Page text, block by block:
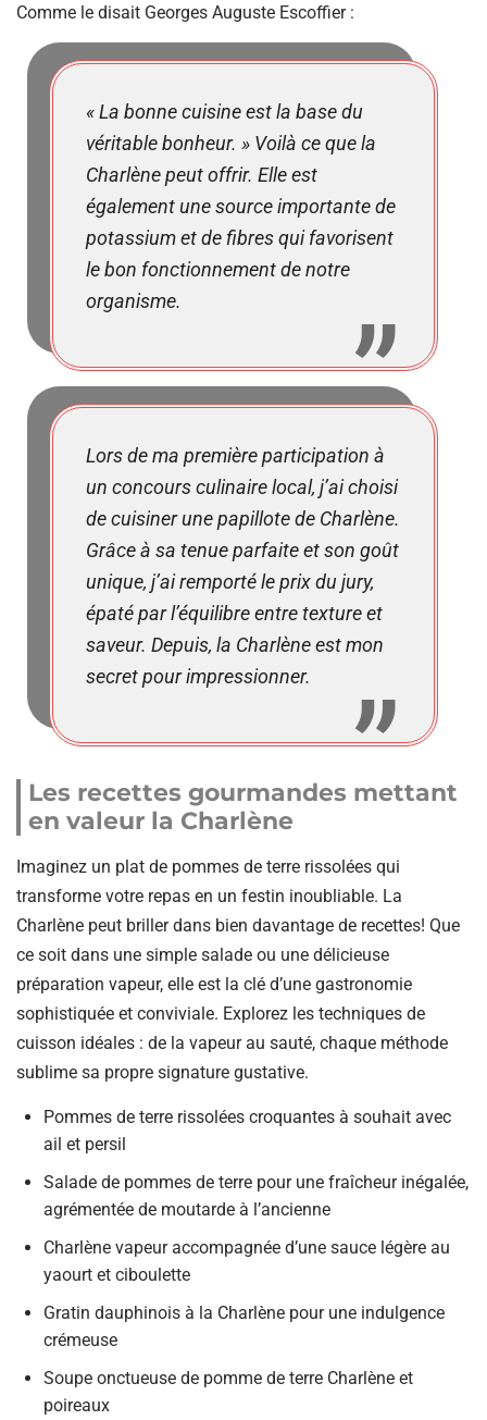
Comme le disait Georges Auguste Escoffier :
« La bonne cuisine est la base du
véritable bonheur. » Voilà ce que la
Charlène peut offrir. Elle est
également une source importante de
potassium et de fibres qui favorisent
le bon fonctionnement de notre
organisme.
Lors de ma première participation à
un concours culinaire local, j’ai choisi
de cuisiner une papillote de Charlène.
Grâce à sa tenue parfaite et son goût
unique, j’ai remporté le prix du jury,
épaté par l’équilibre entre texture et
saveur. Depuis, la Charlène est mon
secret pour impressionner.
Les recettes gourmandes mettant
en valeur la Charlène
Imaginez un plat de pommes de terre rissolées qui
transforme votre repas en un festin inoubliable. La
Charlène peut briller dans bien davantage de recettes! Que
ce soit dans une simple salade ou une délicieuse
préparation vapeur, elle est la clé d’une gastronomie
sophistiquée et conviviale. Explorez les techniques de
cuisson idéales : de la vapeur au sauté, chaque méthode
sublime sa propre signature gustative.
Pommes de terre rissolées croquantes à souhait avec
ail et persil
Salade de pommes de terre pour une fraîcheur inégalée,
agrémentée de moutarde à l’ancienne
Charlène vapeur accompagnée d’une sauce légère au
yaourt et ciboulette
Gratin dauphinois à la Charlène pour une indulgence
crémeuse
Soupe onctueuse de pomme de terre Charlène et
poireaux